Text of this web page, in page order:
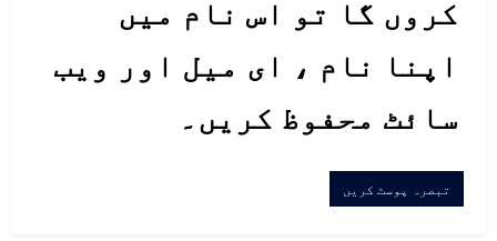
کروں گا تو اس نام میں
اپنا نام ، ای میل اور ویب
سائٹ محفوظ کریں۔